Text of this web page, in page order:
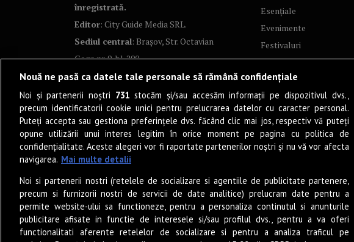
înregistrată.
Editor: City Guide Media SRL.
Sediul central: Brașov, Str. Octavian
Goga nr. 9, bl. 290
Esențiale
Evenimente
Festivaluri
Concerte
Artă & Cultură
Teatru
Film
Program filme
Lifestyle
Muzică
Sunete Live
Eat & Drink
POP-UP Stories
Nouă ne pasă ca datele tale personale să rămână confidențiale
Noi și partenerii noștri 731 stocăm și/sau accesăm informații pe dispozitivul dvs.,
precum identificatorii cookie unici pentru prelucrarea datelor cu caracter personal.
Puteți accepta sau gestiona preferințele dvs. făcând clic mai jos, respectiv vă puteți
opune utilizării unui interes legitim în orice moment pe pagina cu politica de
confidențialitate. Aceste alegeri vor fi raportate partenerilor noștri și nu vă vor afecta
navigarea. Mai multe detalii
Noi si partenerii nostri (retelele de socializare si agentiile de publicitate partenere,
precum si furnizorii nostri de servicii de date analitice) prelucram date pentru a
permite website-ului sa functioneze, pentru a personaliza continutul si anunturile
publicitare afisate in functie de interesele si/sau profilul dvs., pentru a va oferi
functionalitati aferente retelelor de socializare si pentru a analiza traficul pe